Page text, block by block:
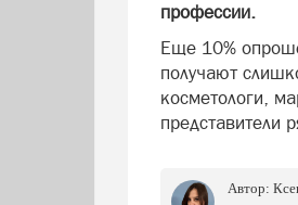
профессии.
Еще 10%
получают
косметологи,
представители
Автор: